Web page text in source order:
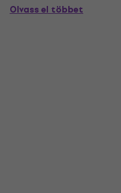
Olvass el többet